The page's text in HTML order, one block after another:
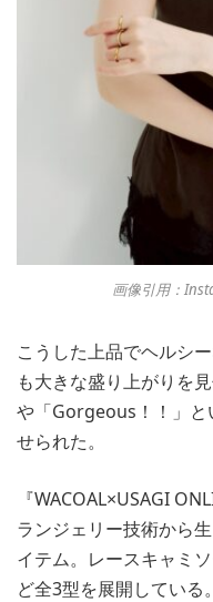
画像引用：
こうした上品でヘルシ
も大きな盛り上がりを
や「Gorgeous！！」と
せられた。
『WACOAL×USAGI
ランジェリー技術から
イテム。レースキャミ
ど全3型を展開してい